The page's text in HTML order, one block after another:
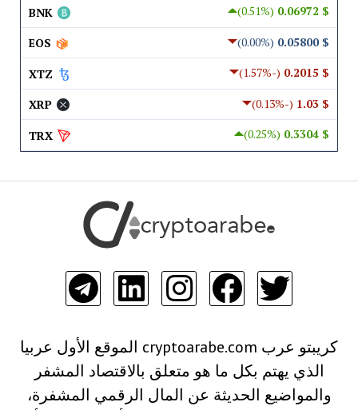
$ 0.06972
(0.51%)
BNK
$ 0.05800
(0.00%)
EOS
$ 0.2015
(-1.57%)
XTZ
$ 1.03
(-0.13%)
XRP
$ 0.3304
(0.25%)
TRX
كريبتو عرب cryptoarabe.com الموقع الأول عربيا
الذي يهتم بكل ما هو متعلق بالاقتصاد المشفر
والمواضيع الحديثة عن المال الرقمي المشفرة،